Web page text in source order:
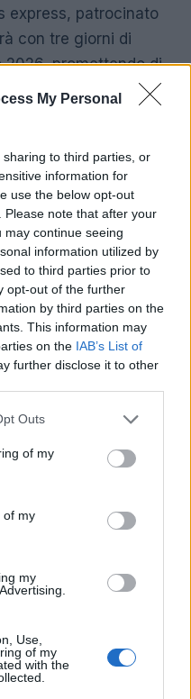
My Personal
to third parties, or
information for
use the below opt-out
note that after your
continue seeing
information utilized by
to third parties prior to
opt-out of the further
by third parties on the
This information may
on the IAB’s List of
further disclose it to other
uses one or more Google
You may click to
its third-party tags to
in below Google
Outs
of my
of my
my
Use,
of my
with the
express, patrocinato
con tre giorni di
2026, promettendo di
non solo per gli
anche per tutti